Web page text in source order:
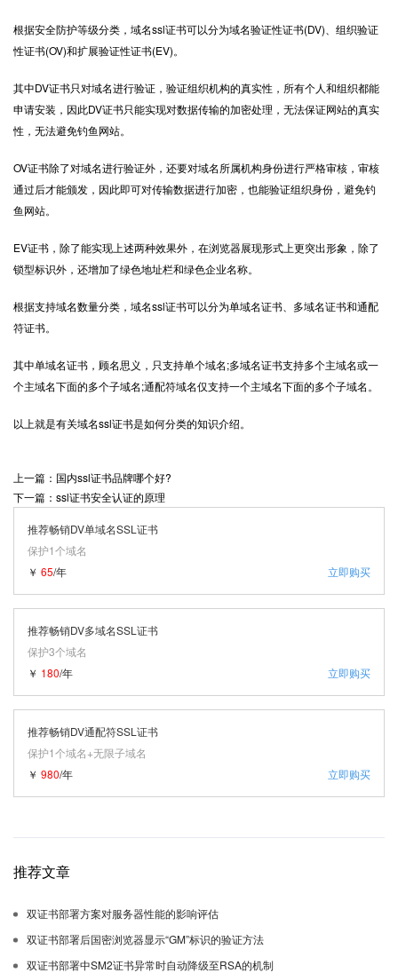
根据安全防护等级分类，域名ssl证书可以分为域名验证性证书(DV)、组织验证
性证书(OV)和扩展验证性证书(EV)。
其中DV证书只对域名进行验证，验证组织机构的真实性，所有个人和组织都能
申请安装，因此DV证书只能实现对数据传输的加密处理，无法保证网站的真实
性，无法避免钓鱼网站。
OV证书除了对域名进行验证外，还要对域名所属机构身份进行严格审核，审核
通过后才能颁发，因此即可对传输数据进行加密，也能验证组织身份，避免钓
鱼网站。
EV证书，除了能实现上述两种效果外，在浏览器展现形式上更突出形象，除了
锁型标识外，还增加了绿色地址栏和绿色企业名称。
根据支持域名数量分类，域名ssl证书可以分为单域名证书、多域名证书和通配
符证书。
其中单域名证书，顾名思义，只支持单个域名;多域名证书支持多个主域名或一
个主域名下面的多个子域名;通配符域名仅支持一个主域名下面的多个子域名。
以上就是有关域名ssl证书是如何分类的知识介绍。
上一篇：国内ssl证书品牌哪个好?
下一篇：ssl证书安全认证的原理
推荐畅销DV单域名SSL证书
保护1个域名
立即购买
￥ 65/年
推荐畅销DV多域名SSL证书
保护3个域名
立即购买
￥ 180/年
推荐畅销DV通配符SSL证书
保护1个域名+无限子域名
立即购买
￥ 980/年
推荐文章
双证书部署方案对服务器性能的影响评估
双证书部署后国密浏览器显示“GM”标识的验证方法
双证书部署中SM2证书异常时自动降级至RSA的机制